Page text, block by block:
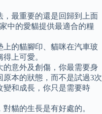
最重要的還是回歸到上面
中的愛貓提供最適合的糧
的貓腳印、貓咪在汽車玻
上可愛。
意外及創傷，你最需要身
本的狀態，而不是試過3次
變和成長，你只是需要時
貓的生長是有好處的。